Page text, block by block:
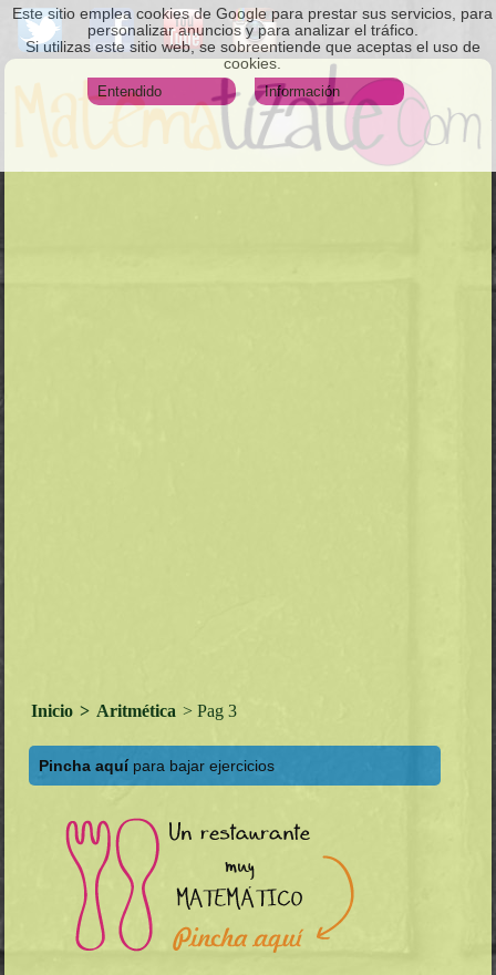
Este sitio emplea cookies de Google para prestar sus servicios, para
personalizar anuncios y para analizar el tráfico.
Si utilizas este sitio web, se sobreentiende que aceptas el uso de
cookies.
Entendido
Información
Inicio > Aritmética > Pag 3
Pincha aquípara bajar ejercicios